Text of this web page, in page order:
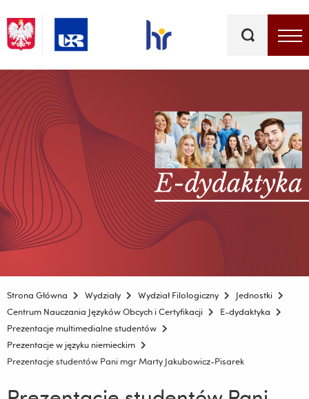
kluczowe
Menu - górna belka
Strona Główna Wydziały Wydział Filologiczny
Jednostki
Centrum Nauczania Języków Obcych i Certyfikacji
E-dydaktyka
Prezentacje multimedialne studentów
Prezentacje w języku niemieckim
Prezentacje studentów Pani mgr Marty Jakubowicz-Pisarek